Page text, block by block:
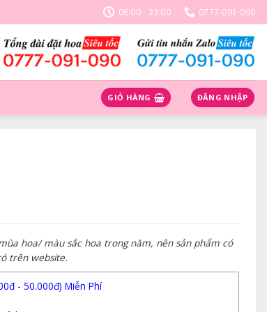
06:00 - 23:00 0777-091-090
GIỎ HÀNG ĐĂNG NHẬP
hoa/ màu sắc hoa trong năm, nên sản phẩm có
trên website.
- 50.000đ) Miễn Phí